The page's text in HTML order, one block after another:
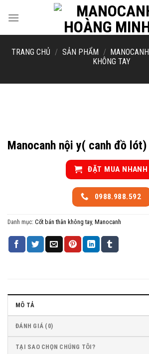
TRANG CHỦ / SẢN PHẨM / MANOCANH
KHÔNG TAY
Manocanh nội y( canh đồ lót)
ĐẶT MUA NHANH
0988.988.592
Danh mục: Cốt bán thân không tay, Manocanh
MÔ TẢ
ĐÁNH GIÁ (0)
TẠI SAO CHỌN CHÚNG TÔI?